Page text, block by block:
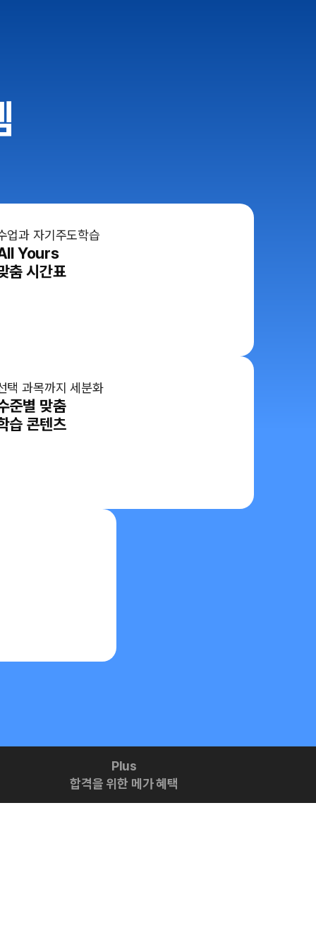
업과 자기주도학습
Yours
춤 시간표
택 과목까지 세분화
준별 맞춤
습 콘텐츠
Plus
합격을 위한 메가 혜택